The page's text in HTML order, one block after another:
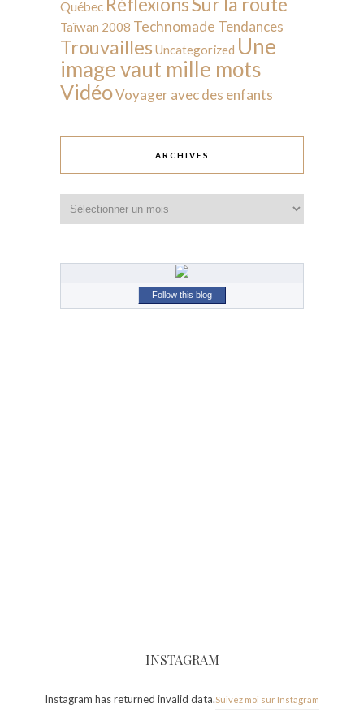
Québec
Taïwan 2008 Technomade Tendances
Trouvailles Uncategorized Une
image vaut mille mots
VidéoVoyager avec des enfants
ARCHIVES
Follow this blog
INSTAGRAM
Instagram has returned invalid data.Suivez moi sur Instagram